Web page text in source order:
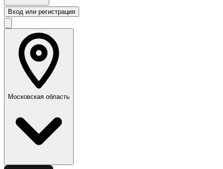
Вход или регистрация
Московская область